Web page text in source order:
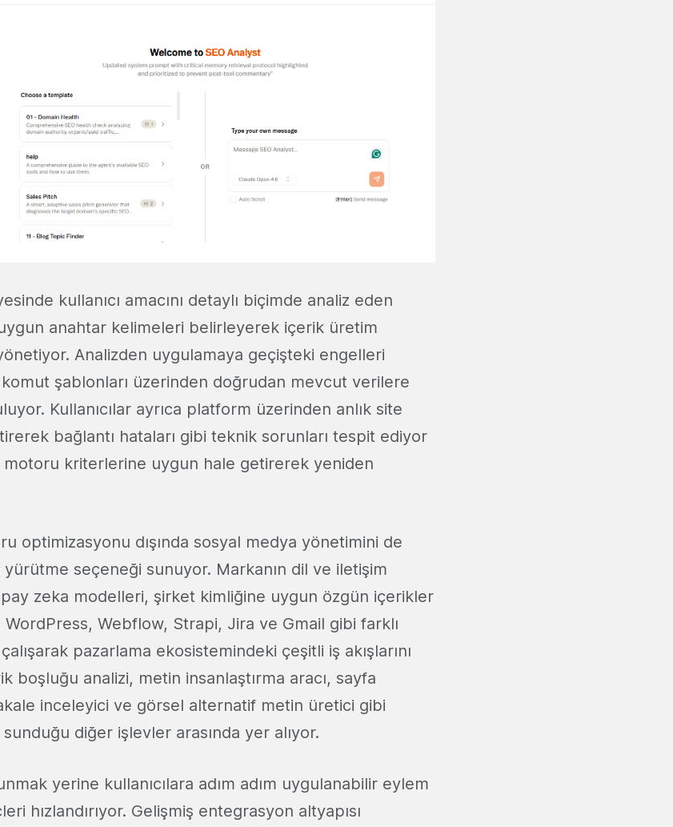
kullanıcı amacını detaylı biçimde analiz eden
anahtar kelimeleri belirleyerek içerik üretim
Analizden uygulamaya geçişteki engelleri
komut şablonları üzerinden doğrudan mevcut verilere
Kullanıcılar ayrıca platform üzerinden anlık site
bağlantı hataları gibi teknik sorunları tespit ediyor
motoru kriterlerine uygun hale getirerek yeniden
optimizasyonu dışında sosyal medya yönetimini de
yürütme seçeneği sunuyor. Markanın dil ve iletişim
zeka modelleri, şirket kimliğine uygun özgün içerikler
Webflow, Strapi, Jira ve Gmail gibi farklı
pazarlama ekosistemindeki çeşitli iş akışlarını
boşluğu analizi, metin insanlaştırma aracı, sayfa
inceleyici ve görsel alternatif metin üretici gibi
diğer işlevler arasında yer alıyor.
yerine kullanıcılara adım adım uygulanabilir eylem
hızlandırıyor. Gelişmiş entegrasyon altyapısı